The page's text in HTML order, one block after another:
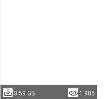
3.59 GB 1 985